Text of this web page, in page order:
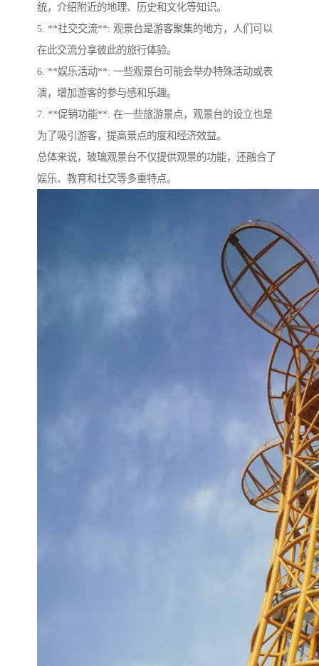
统，介绍附近的地理、历史和文化等知识。
5. **社交交流**: 观景台是游客聚集的地方，人们可以
在此交流分享彼此的旅行体验。
6. **娱乐活动**: 一些观景台可能会举办特殊活动或表
演，增加游客的参与感和乐趣。
7. **促销功能**: 在一些旅游景点，观景台的设立也是
为了吸引游客，提高景点的度和经济效益。
总体来说，玻璃观景台不仅提供观景的功能，还融合了
娱乐、教育和社交等多重特点。